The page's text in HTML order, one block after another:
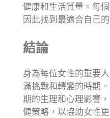
健康和生活質量。每
因此找到最適合自己
結論
身為每位女性的重要
滿挑戰和轉變的時期
期的生理和心理影響
健策略，以協助女性